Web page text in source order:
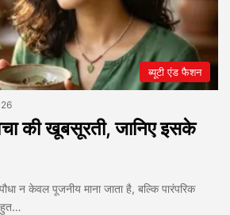
ब्यूटी एंड फैशन
की खूबसूरती, जानिए इसके
न केवल पूजनीय माना जाता है, बल्कि पारंपरिक